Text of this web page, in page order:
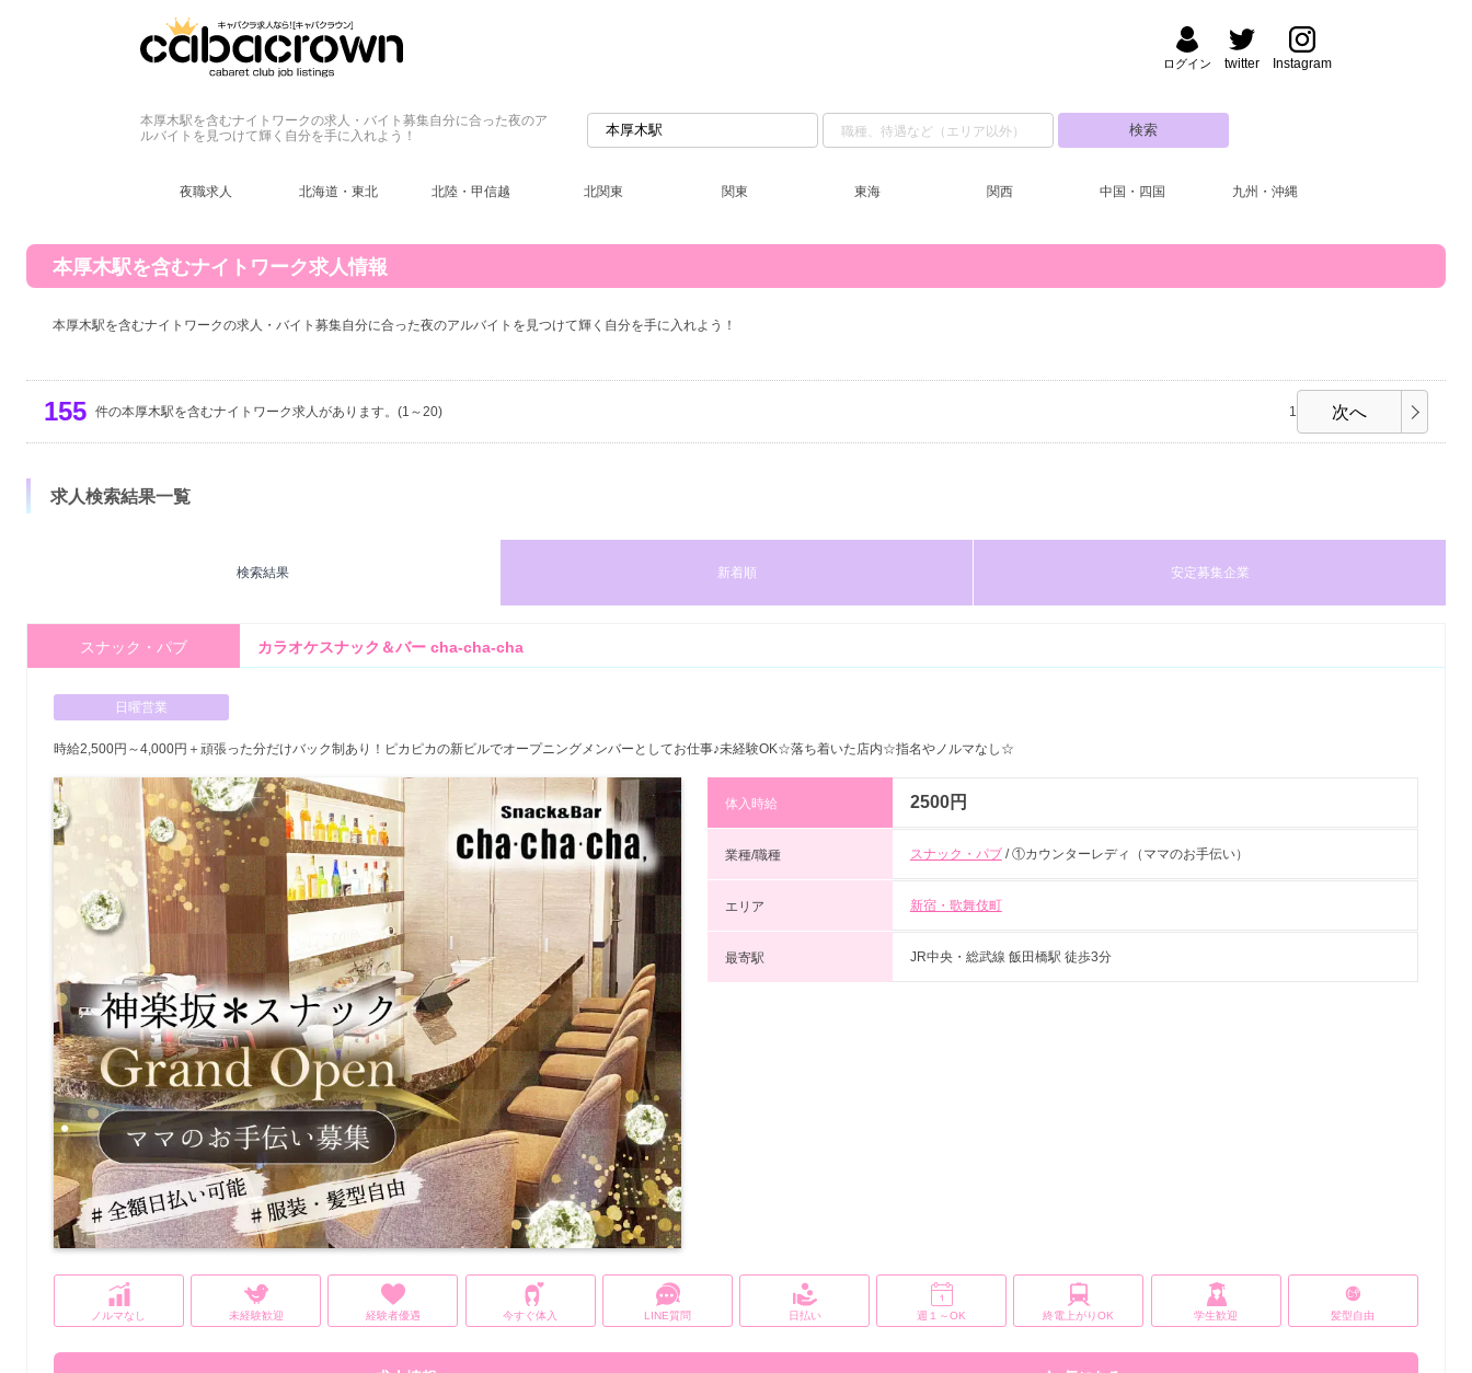
Instagram
twitter
ログイン
本厚木駅を含むナイトワークの求人・バイト募集自分に合った夜のア
ルバイトを見つけて輝く自分を手に入れよう！
夜職求人 北海道・東北 北陸・甲信越 北関東 関東 東海 関西 中国・四国 九州・沖縄
本厚木駅を含むナイトワーク求人情報
本厚木駅を含むナイトワークの求人・バイト募集自分に合った夜のアルバイトを見つけて輝く自分を手に入れよう！
155 件の本厚木駅を含むナイトワーク求人があります。(1～20) 1 次へ
求人検索結果一覧
検索結果 新着順 安定募集企業
スナック・パブ カラオケスナック＆バー cha-cha-cha
日曜営業
時給2,500円～4,000円＋頑張った分だけバック制あり！ピカピカの新ビルでオープニングメンバーとしてお仕事♪未経験OK☆落ち着いた店内☆指名やノルマなし☆
体入時給 2500円
業種/職種 スナック・パブ/ ①カウンターレディ（ママのお手伝い）
エリア 新宿・歌舞伎町
最寄駅 JR中央・総武線 飯田橋駅 徒歩3分
ノルマなし 未経験歓迎 経験者優遇 今すぐ体入 LINE質問 日払い 週１～OK 終電上がりOK 学生歓迎 髪型自由